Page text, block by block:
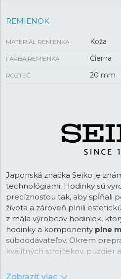
REMIENOK
MATERIÁL REMIENKA Koža
FARBA REMIENKA Čierna
ROZTEČ 20 mm
Japonská značka Seiko je
technológiami. Hodinky sú
precíznosťou tak, aby spĺňali
života a zároveň plnili
z mála výrobcov hodiniek,
hodinky a komponenty plne
subdodávateľov. Okrem
kvalitných strojčekov, puzdier
hodinkách alebo
Zobraziť viac